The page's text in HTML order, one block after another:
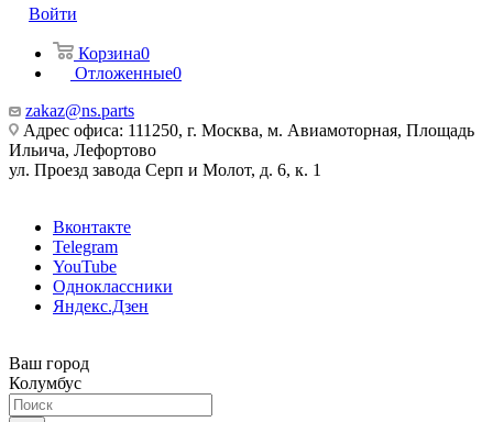
Войти
Корзина0
Отложенные0
zakaz@ns.parts
Адрес офиса: 111250, г. Москва, м. Авиамоторная, Площадь
Ильича, Лефортово
ул. Проезд завода Серп и Молот, д. 6, к. 1
Вконтакте
Telegram
YouTube
Одноклассники
Яндекс.Дзен
Ваш город
Колумбус